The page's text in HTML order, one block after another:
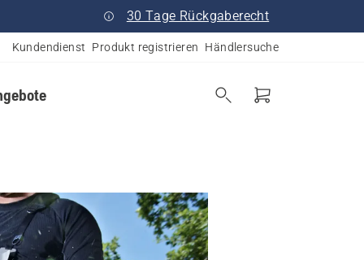
30 Tage Rückgaberecht
Kundendienst Produkt registrieren Händlersuche